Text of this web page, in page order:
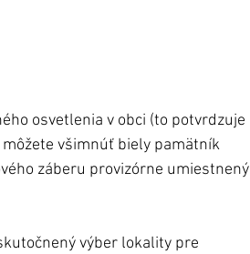
osvetlenia v obci (to potvrdzuje
môžete všimnúť biely pamätník
záberu provizórne umiestnený
výber lokality pre